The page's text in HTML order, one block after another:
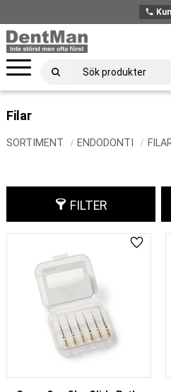
Menu
phone
Filar
SORTIMENT ENDODONTI
FILTER
Add to